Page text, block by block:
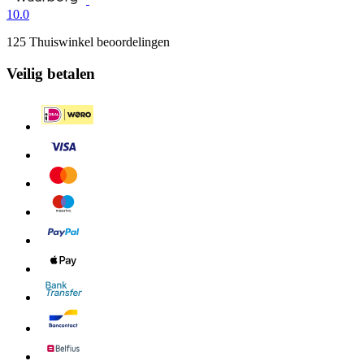
10.0
125 Thuiswinkel beoordelingen
Veilig betalen